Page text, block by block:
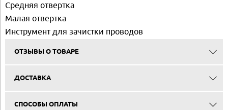
Средняя отвертка
Малая отвертка
Инструмент для зачистки проводов
ОТЗЫВЫ О ТОВАРЕ
ДОСТАВКА
СПОСОБЫ ОПЛАТЫ